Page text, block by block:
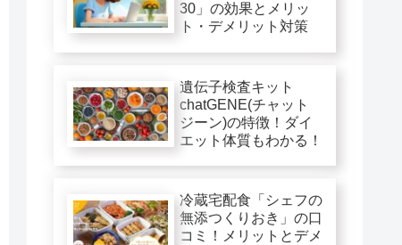
30」の効果とメリッ
ト・デメリット対策
遺伝子検査キット
chatGENE(チャット
ジーン)の特徴！ダイ
エット体質もわかる！
冷蔵宅配食「シェフの
無添つくりおき」の口
コミ！メリットとデメ